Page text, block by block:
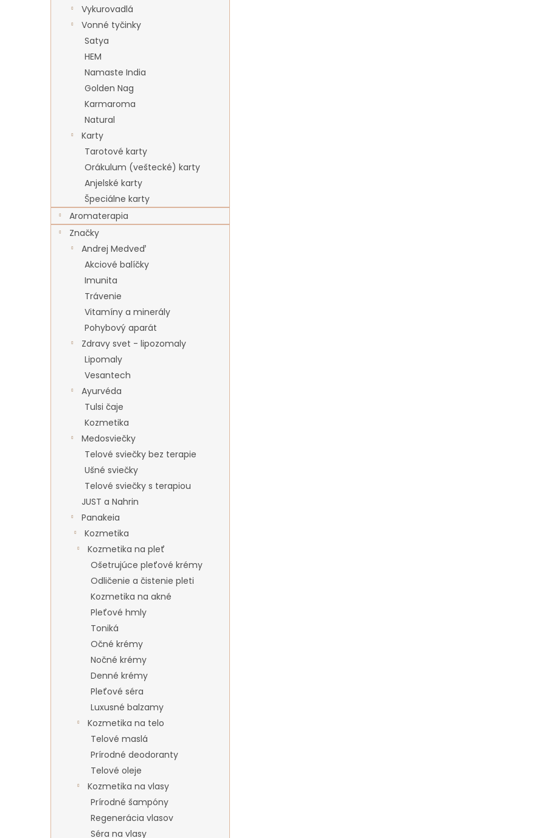
Vykurovadlá
Vonné tyčinky
Satya
HEM
Namaste India
Golden Nag
Karmaroma
Natural
Karty
Tarotové karty
Orákulum (veštecké) karty
Anjelské karty
Špeciálne karty
Aromaterapia
Značky
Andrej Medveď
Akciové balíčky
Imunita
Trávenie
Vitamíny a minerály
Pohybový aparát
Zdravy svet - lipozomaly
Lipomaly
Vesantech
Ayurvéda
Tulsi čaje
Kozmetika
Medosviečky
Telové sviečky bez terapie
Ušné sviečky
Telové sviečky s terapiou
JUST a Nahrin
Panakeia
Kozmetika
Kozmetika na pleť
Ošetrujúce pleťové krémy
Odličenie a čistenie pleti
Kozmetika na akné
Pleťové hmly
Toniká
Očné krémy
Nočné krémy
Denné krémy
Pleťové séra
Luxusné balzamy
Kozmetika na telo
Telové maslá
Prírodné deodoranty
Telové oleje
Kozmetika na vlasy
Prírodné šampóny
Regenerácia vlasov
Séra na vlasy